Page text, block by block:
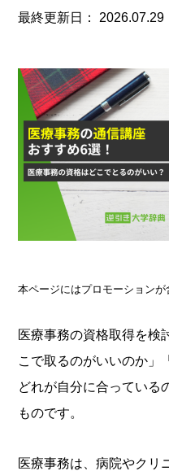
最終更新日： 2026.07.29
本ページにはプロモーションが
医療事務の資格取得を検
こで取るのがいいのか」
どれが自分に合っている
ものです。
医療事務は、病院やクリ